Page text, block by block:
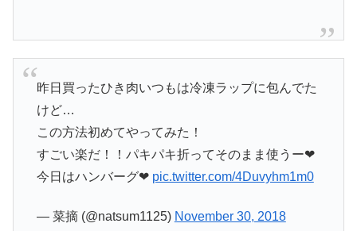
昨日買ったひき肉いつもは冷凍ラップに包んでた
けど…
この方法初めてやってみた！
すごい楽だ！！パキパキ折ってそのまま使うー❤
今日はハンバーグ❤ pic.twitter.com/4Duvyhm1m0
— 菜摘 (@natsum1125) November 30, 2018